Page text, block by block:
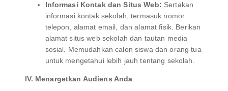
Informasi Kontak dan Situs Web: Sertakan
informasi kontak sekolah, termasuk nomor
telepon, alamat email, dan alamat fisik. Berikan
alamat situs web sekolah dan tautan media
sosial. Memudahkan calon siswa dan orang tua
untuk mengetahui lebih jauh tentang sekolah.
IV. Menargetkan Audiens Anda